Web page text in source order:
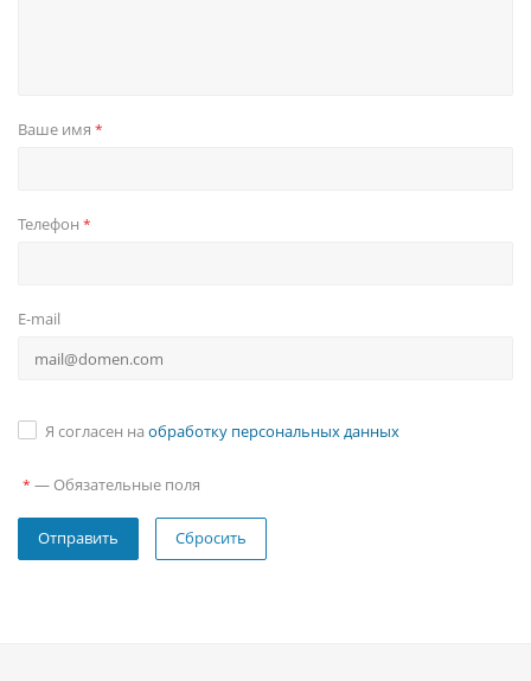
Ваше имя *
Телефон *
E-mail
Я согласен на обработку персональных данных
* — Обязательные поля
Сбросить